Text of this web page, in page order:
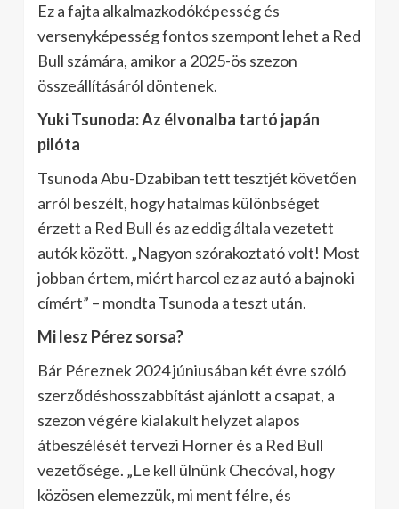
Ez a fajta alkalmazkodóképesség és
versenyképesség fontos szempont lehet a Red
Bull számára, amikor a 2025-ös szezon
összeállításáról döntenek.
Yuki Tsunoda: Az élvonalba tartó japán
pilóta
Tsunoda Abu-Dzabiban tett tesztjét követően
arról beszélt, hogy hatalmas különbséget
érzett a Red Bull és az eddig általa vezetett
autók között. „Nagyon szórakoztató volt! Most
jobban értem, miért harcol ez az autó a bajnoki
címért” – mondta Tsunoda a teszt után.
Mi lesz Pérez sorsa?
Bár Péreznek 2024 júniusában két évre szóló
szerződéshosszabbítást ajánlott a csapat, a
szezon végére kialakult helyzet alapos
átbeszélését tervezi Horner és a Red Bull
vezetősége. „Le kell ülnünk Checóval, hogy
közösen elemezzük, mi ment félre, és